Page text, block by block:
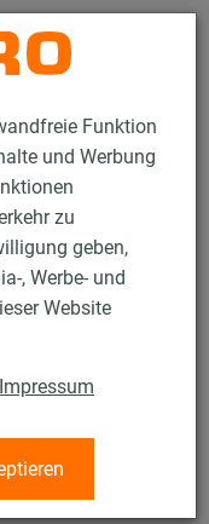
Funktion
und Werbung
zu
geben,
, Werbe- und
Website
Impressum
Kontakt
Typ S+
Profile 41/21-